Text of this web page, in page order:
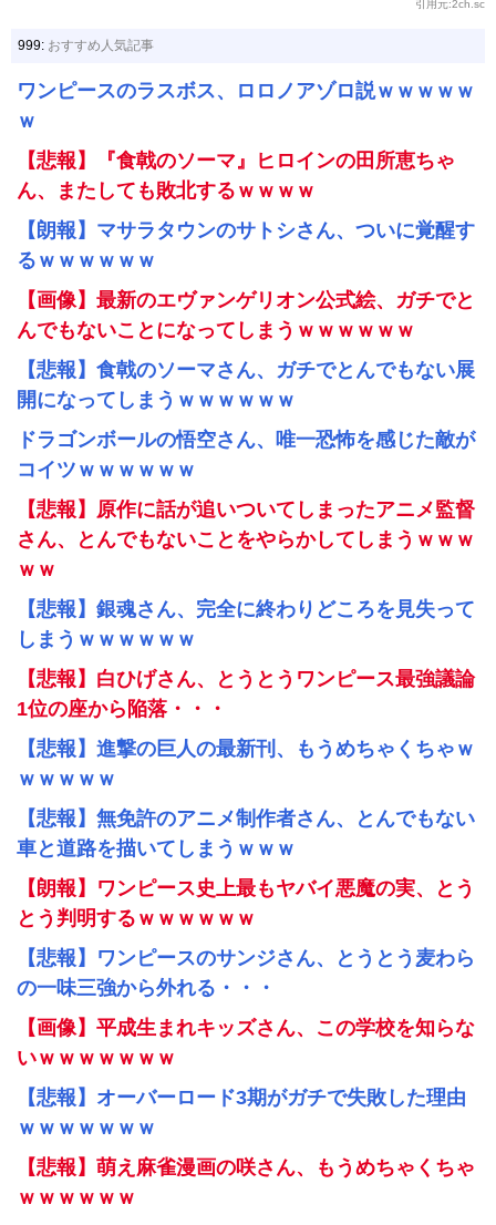
引用元:2ch.sc
999: おすすめ人気記事
ワンピースのラスボス、ロロノアゾロ説ｗｗｗｗｗ
ｗ
【悲報】『食戟のソーマ』ヒロインの田所恵ちゃ
ん、またしても敗北するｗｗｗｗ
【朗報】マサラタウンのサトシさん、ついに覚醒す
るｗｗｗｗｗｗ
【画像】最新のエヴァンゲリオン公式絵、ガチでと
んでもないことになってしまうｗｗｗｗｗｗ
【悲報】食戟のソーマさん、ガチでとんでもない展
開になってしまうｗｗｗｗｗｗ
ドラゴンボールの悟空さん、唯一恐怖を感じた敵が
コイツｗｗｗｗｗｗ
【悲報】原作に話が追いついてしまったアニメ監督
さん、とんでもないことをやらかしてしまうｗｗｗ
ｗｗ
【悲報】銀魂さん、完全に終わりどころを見失って
しまうｗｗｗｗｗｗ
【悲報】白ひげさん、とうとうワンピース最強議論
1位の座から陥落・・・
【悲報】進撃の巨人の最新刊、もうめちゃくちゃｗ
ｗｗｗｗｗ
【悲報】無免許のアニメ制作者さん、とんでもない
車と道路を描いてしまうｗｗｗ
【朗報】ワンピース史上最もヤバイ悪魔の実、とう
とう判明するｗｗｗｗｗｗ
【悲報】ワンピースのサンジさん、とうとう麦わら
の一味三強から外れる・・・
【画像】平成生まれキッズさん、この学校を知らな
いｗｗｗｗｗｗｗ
【悲報】オーバーロード3期がガチで失敗した理由
ｗｗｗｗｗｗｗ
【悲報】萌え麻雀漫画の咲さん、もうめちゃくちゃ
ｗｗｗｗｗｗ